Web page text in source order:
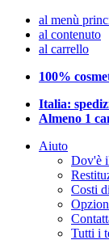
al menù
al contenuto
al carrello
100%
Italia:
Almeno 1
Aiuto
Dov'è
Costi
Tutti i